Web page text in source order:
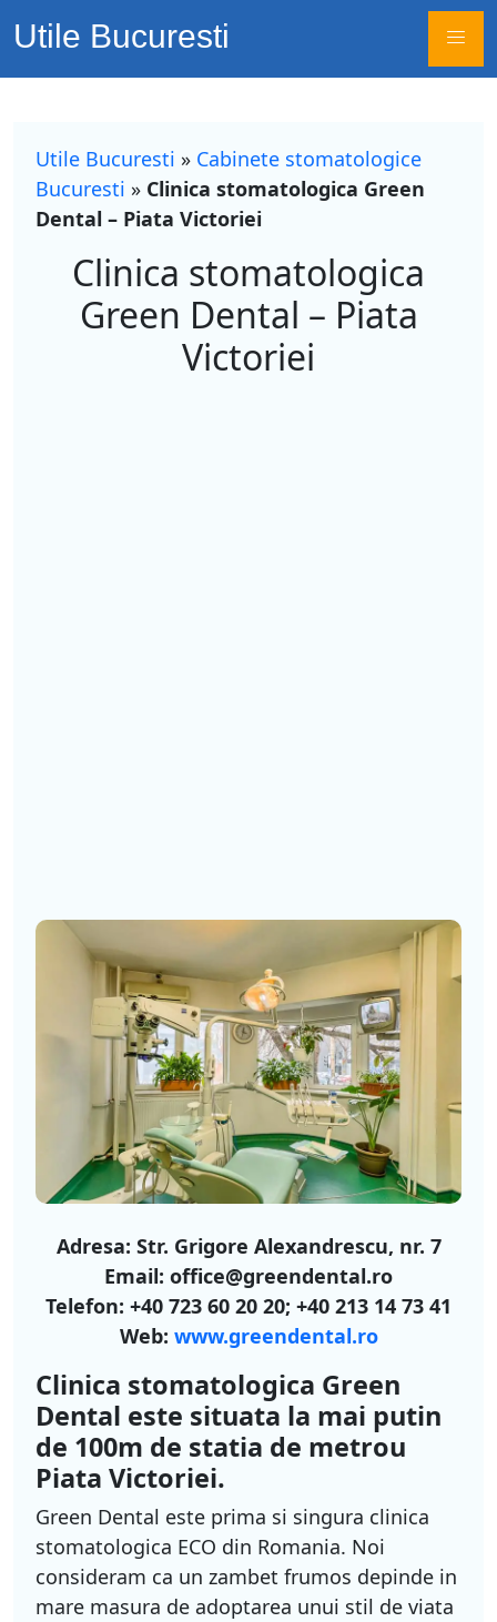
Utile Bucuresti
Utile Bucuresti » Cabinete stomatologice
Bucuresti » Clinica stomatologica Green
Dental – Piata Victoriei
Clinica stomatologica
Green Dental – Piata
Victoriei
Adresa: Str. Grigore Alexandrescu, nr. 7
Email: office@greendental.ro
Telefon: +40 723 60 20 20; +40 213 14 73 41
Web: www.greendental.ro
Clinica stomatologica Green
Dental este situata la mai putin
de 100m de statia de metrou
Piata Victoriei.
Green Dental este prima si singura clinica
stomatologica ECO din Romania. Noi
consideram ca un zambet frumos depinde in
mare masura de adoptarea unui stil de viata